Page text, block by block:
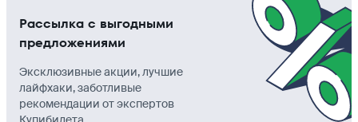
Рассылка с выгодными
предложениями
Эксклюзивные акции, лучшие
лайфхаки, заботливые
рекомендации от экспертов